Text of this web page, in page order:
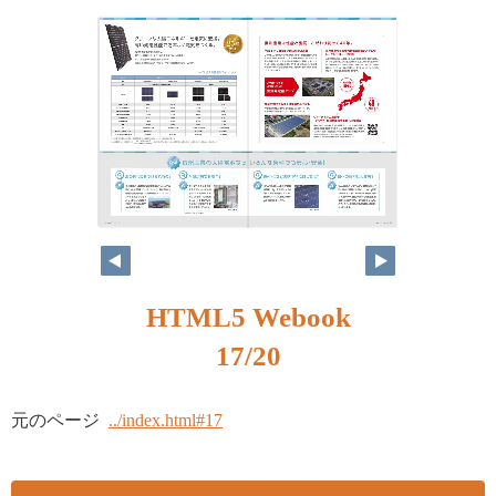
HTML5 Webook
17/20
元のページ ../index.html#17